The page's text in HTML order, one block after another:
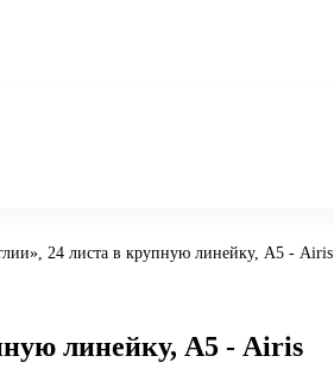
24 листа в крупную линейку, А5 - Airis
линейку, А5 - Airis